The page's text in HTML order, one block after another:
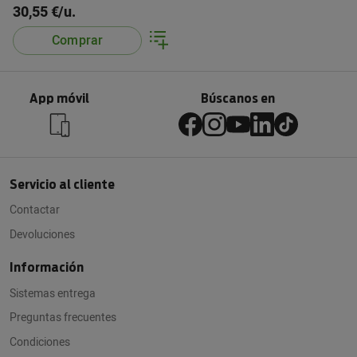
30,55 €/u.
Comprar
App móvil Búscanos en
Servicio al cliente
Contactar
Devoluciones
Información
Sistemas entrega
Preguntas frecuentes
Condiciones